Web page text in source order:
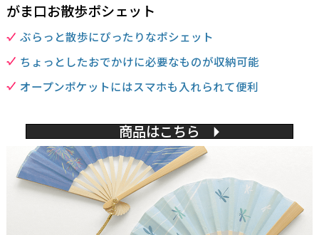
がま口お散歩ポシェット
ぶらっと散歩にぴったりなポシェット
ちょっとしたおでかけに必要なものが収納可能
オープンポケットにはスマホも入れられて便利
商品はこちら